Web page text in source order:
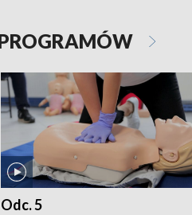
Odc. 5